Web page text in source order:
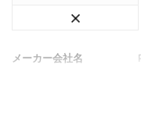
メーカー会社名